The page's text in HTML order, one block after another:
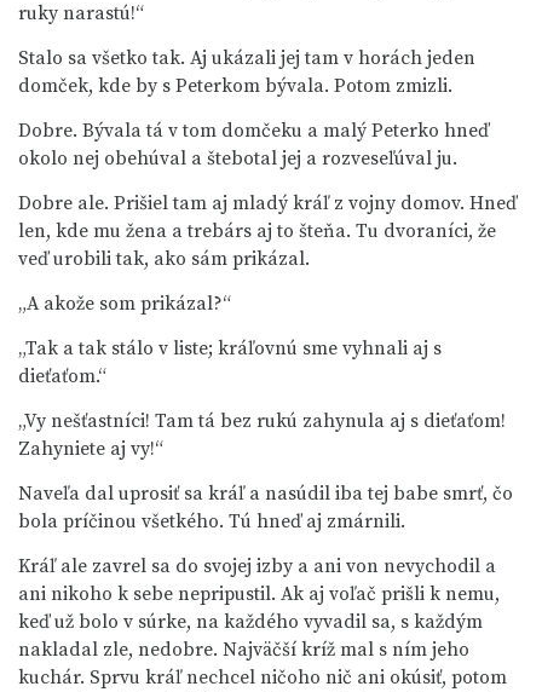
ruky narastú!“
Stalo sa všetko tak. Aj ukázali jej tam v horách jeden
domček, kde by s Peterkom bývala. Potom zmizli.
Dobre. Bývala tá v tom domčeku a malý Peterko hneď
okolo nej obehúval a štebotal jej a rozveseľúval ju.
Dobre ale. Prišiel tam aj mladý kráľ z vojny domov. Hneď
len, kde mu žena a trebárs aj to šteňa. Tu dvoraníci, že
veď urobili tak, ako sám prikázal.
„A akože som prikázal?“
„Tak a tak stálo v liste; kráľovnú sme vyhnali aj s
dieťaťom.“
„Vy nešťastníci! Tam tá bez rukú zahynula aj s dieťaťom!
Zahyniete aj vy!“
Naveľa dal uprosiť sa kráľ a nasúdil iba tej babe smrť, čo
bola príčinou všetkého. Tú hneď aj zmárnili.
Kráľ ale zavrel sa do svojej izby a ani von nevychodil a
ani nikoho k sebe nepripustil. Ak aj voľač prišli k nemu,
keď už bolo v súrke, na každého vyvadil sa, s každým
nakladal zle, nedobre. Najväčší kríž mal s ním jeho
kuchár. Sprvu kráľ nechcel ničoho nič ani okúsiť, potom